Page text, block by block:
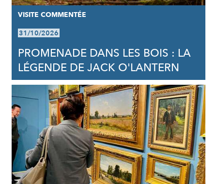
VISITE COMMENTÉE
31/10/2026
PROMENADE DANS LES BOIS : LA
LÉGENDE DE JACK O'LANTERN